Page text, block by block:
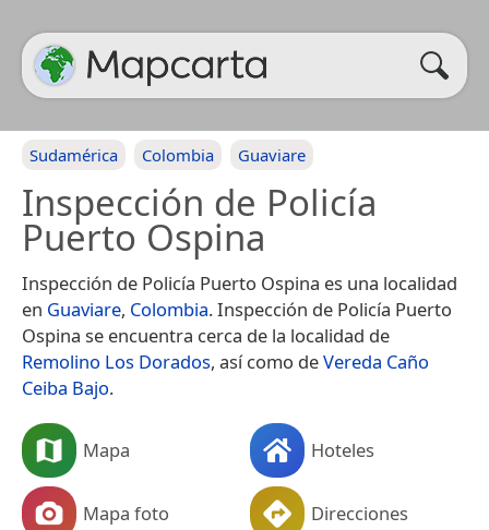
Sudamérica Colombia Guaviare
Inspección de Policía
Puerto Ospina
Inspección de Policía Puerto Ospina es una localidad
en Guaviare, Colombia. Inspección de Policía Puerto
Ospina se encuentra cerca de la localidad de
Remolino Los Dorados, así como deVereda Caño
Ceiba Bajo.
Mapa Hoteles
Mapa foto Direcciones